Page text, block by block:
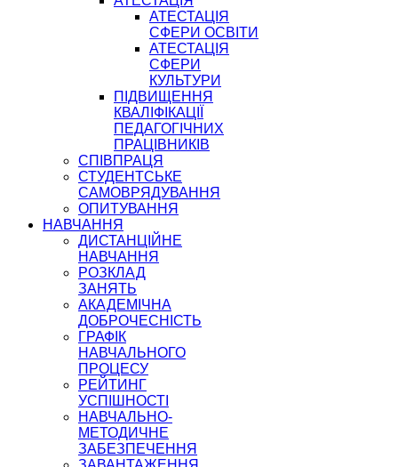
АТЕСТАЦІЯ
СФЕРИ ОСВІТИ
АТЕСТАЦІЯ
СФЕРИ
КУЛЬТУРИ
ПІДВИЩЕННЯ
КВАЛІФІКАЦІЇ
ПЕДАГОГІЧНИХ
ПРАЦІВНИКІВ
СПІВПРАЦЯ
СТУДЕНТСЬКЕ
САМОВРЯДУВАННЯ
ОПИТУВАННЯ
НАВЧАННЯ
ДИСТАНЦІЙНЕ
НАВЧАННЯ
РОЗКЛАД
ЗАНЯТЬ
АКАДЕМІЧНА
ДОБРОЧЕСНІСТЬ
ГРАФІК
НАВЧАЛЬНОГО
ПРОЦЕСУ
РЕЙТИНГ
УСПІШНОСТІ
НАВЧАЛЬНО-
МЕТОДИЧНЕ
ЗАБЕЗПЕЧЕННЯ